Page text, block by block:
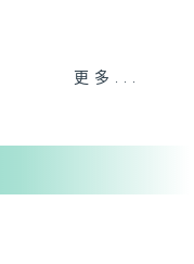
更多...